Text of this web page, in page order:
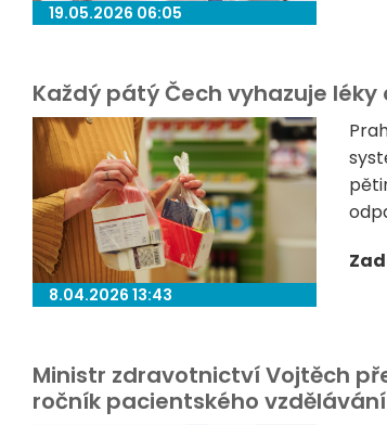
19.05.2026 06:05
Každý pátý Čech vyhazuje
8.04.2026 13:43
Ministr zdravotnictví Vojtěch
ročník pacientského